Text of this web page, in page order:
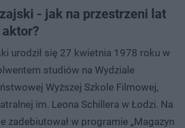
- jak na przestrzeni lat
aktor?
urodził się 27 kwietnia 1978 roku w
studiów na Wydziale
Wyższej Szkole Filmowej,
im. Leona Schillera w Łodzi. Na
zadebiutował w programie „Magazyn